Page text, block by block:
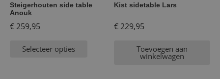
Steigerhouten side table
Anouk
€259,95
Selecteer opties
Kist sidetable Lars
€229,95
Toevoegen aan
winkelwagen